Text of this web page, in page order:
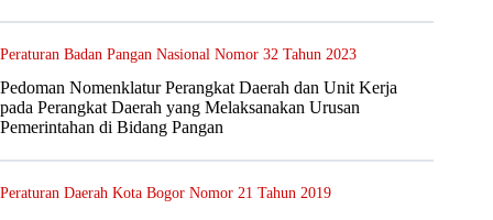
Peraturan Badan Pangan Nasional Nomor 32 Tahun 2023
Pedoman Nomenklatur Perangkat Daerah dan Unit Kerja
pada Perangkat Daerah yang Melaksanakan Urusan
Pemerintahan di Bidang Pangan
Peraturan Daerah Kota Bogor Nomor 21 Tahun 2019